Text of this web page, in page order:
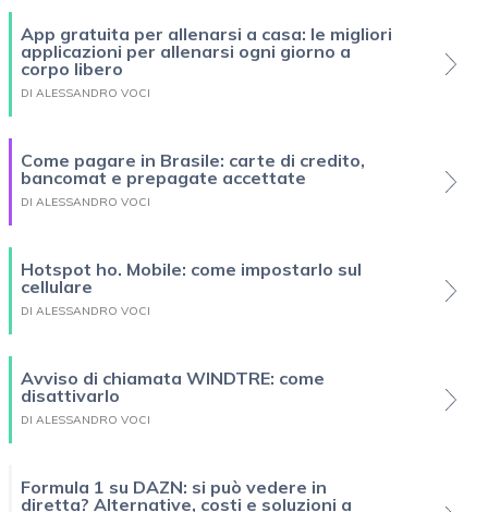
App gratuita per allenarsi a casa: le migliori
applicazioni per allenarsi ogni giorno a
corpo libero
DI ALESSANDRO VOCI
Come pagare in Brasile: carte di credito,
bancomat e prepagate accettate
DI ALESSANDRO VOCI
Hotspot ho. Mobile: come impostarlo sul
cellulare
DI ALESSANDRO VOCI
Avviso di chiamata WINDTRE: come
disattivarlo
DI ALESSANDRO VOCI
Formula 1 su DAZN: si può vedere in
diretta? Alternative, costi e soluzioni a